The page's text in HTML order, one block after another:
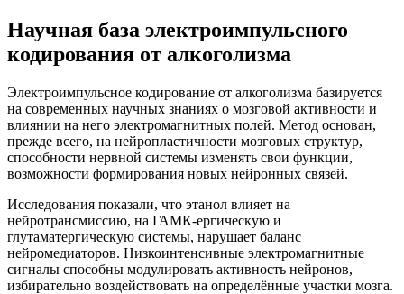
Научная база электроимпульсного
кодирования от алкоголизма
Электроимпульсное кодирование от алкоголизма базируется
на современных научных знаниях о мозговой активности и
влиянии на него электромагнитных полей. Метод основан,
прежде всего, на нейропластичности мозговых структур,
способности нервной системы изменять свои функции,
возможности формирования новых нейронных связей.
Исследования показали, что этанол влияет на
нейротрансмиссию, на ГАМК-ергическую и
глутаматергическую системы, нарушает баланс
нейромедиаторов. Низкоинтенсивные электромагнитные
сигналы способны модулировать активность нейронов,
избирательно воздействовать на определённые участки мозга.